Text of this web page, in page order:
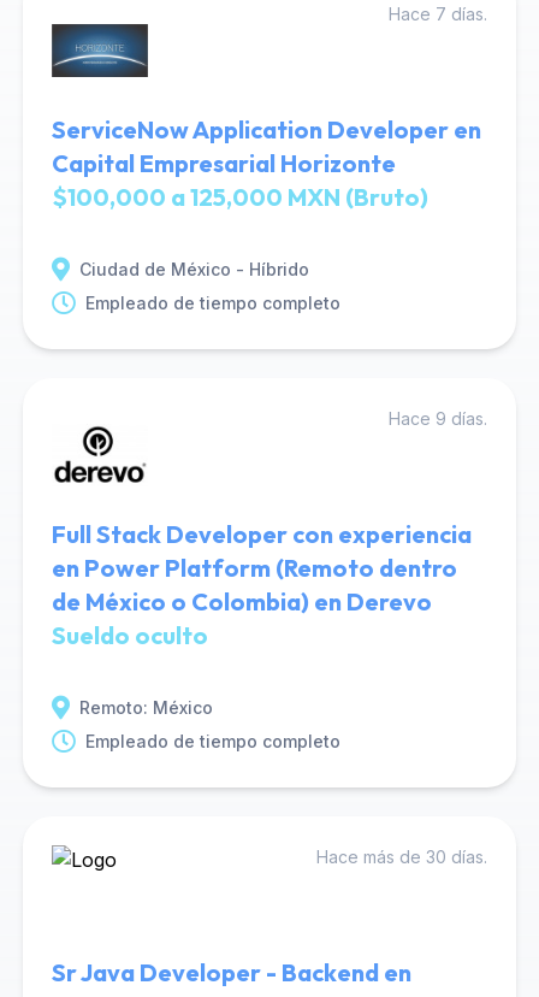
Hace 7 días.
ServiceNow Application Developer en
Capital Empresarial Horizonte
$100,000 a 125,000 MXN (Bruto)
Ciudad de México - Híbrido
Empleado de tiempo completo
Hace 9 días.
Full Stack Developer con experiencia
en Power Platform (Remoto dentro
de México o Colombia) en Derevo
Sueldo oculto
Remoto: México
Empleado de tiempo completo
Hace más de 30 días.
Sr Java Developer - Backend en